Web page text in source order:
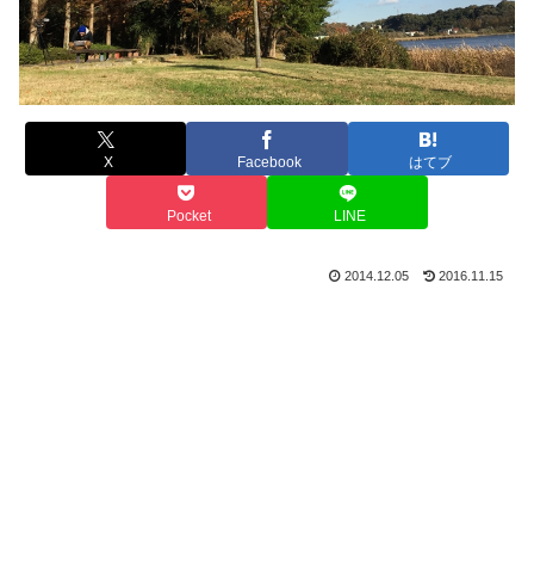
X Facebook はてブ
Pocket LINE
2014.12.05 2016.11.15